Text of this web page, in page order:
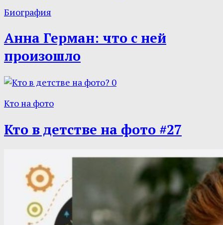
Биография
Анна Герман: что с ней
произошло
0
Кто на фото
Кто в детстве на фото #27